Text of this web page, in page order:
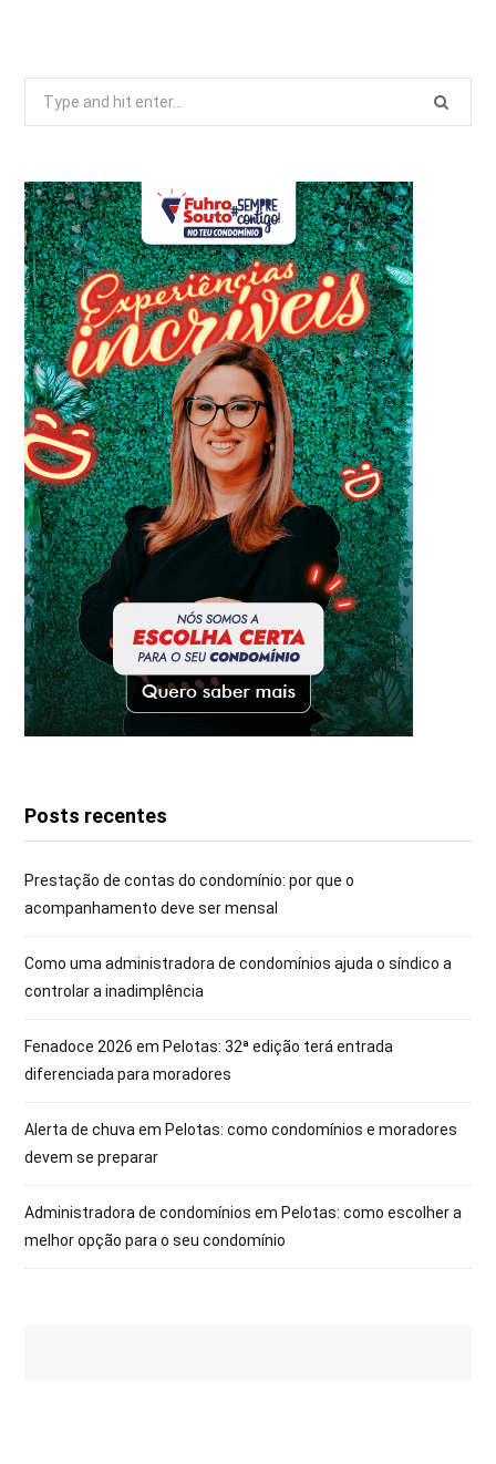
Posts recentes
Prestação de contas do condomínio: por que o
acompanhamento deve ser mensal
Como uma administradora de condomínios ajuda o síndico a
controlar a inadimplência
Fenadoce 2026 em Pelotas: 32ª edição terá entrada
diferenciada para moradores
Alerta de chuva em Pelotas: como condomínios e moradores
devem se preparar
Administradora de condomínios em Pelotas: como escolher a
melhor opção para o seu condomínio